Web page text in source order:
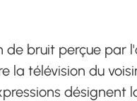
bruit perçue par
la télévision du
désignent